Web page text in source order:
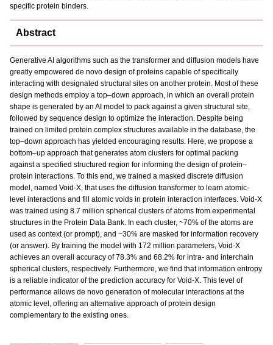
specific protein binders.
Abstract
Generative AI algorithms such as the transformer and diffusion models have
greatly empowered de novo design of proteins capable of specifically
interacting with designated structural sites on another protein. Most of these
design methods employ a top–down approach, in which an overall protein
shape is generated by an AI model to pack against a given structural site,
followed by sequence design to optimize the interaction. Despite being
trained on limited protein complex structures available in the database, the
top–down approach has yielded encouraging results. Here, we propose a
bottom–up approach that generates atom clusters for optimal packing
against a specified structured region for informing the design of protein–
protein interactions. To this end, we trained a masked discrete diffusion
model, named Void-X, that uses the diffusion transformer to learn atomic-
level interactions and fill atomic voids in protein interaction interfaces. Void-X
was trained using 8.7 million spherical clusters of atoms from experimental
structures in the Protein Data Bank. In each cluster, ~70% of the atoms are
used as context (or prompt), and ~30% are masked for information recovery
(or answer). By training the model with 172 million parameters, Void-X
achieves an overall accuracy of 78.3% and 68.2% for intra- and interchain
spherical clusters, respectively. Furthermore, we find that information entropy
is a reliable indicator of the prediction accuracy for Void-X. This level of
performance allows de novo generation of molecular interactions at the
atomic level, offering an alternative approach of protein design
complementary to the existing ones.